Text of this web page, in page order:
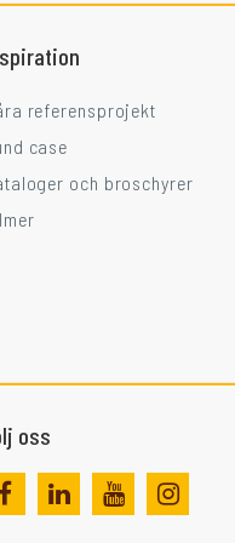
referensprojekt
case
och broschyrer
oss